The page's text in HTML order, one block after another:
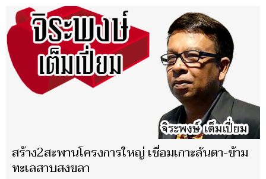
สร้าง2สะพานโครงการใหญ่ เชื่อมเกาะลันตา-ข้าม
ทะเลสาบสงขลา